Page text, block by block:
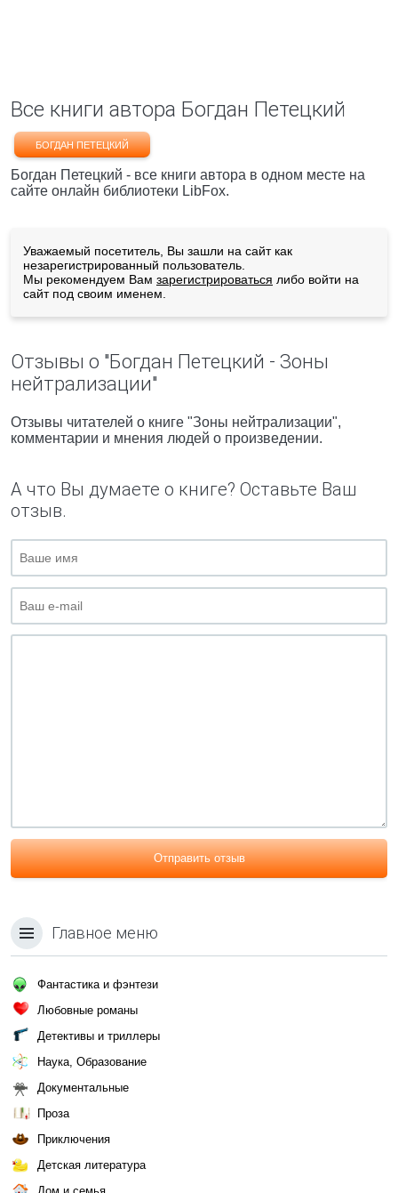
Все книги автора Богдан Петецкий
БОГДАН ПЕТЕЦКИЙ
Богдан Петецкий - все книги автора в одном месте на
сайте онлайн библиотеки LibFox.
Уважаемый посетитель, Вы зашли на сайт как
незарегистрированный пользователь.
Мы рекомендуем Вам зарегистрироваться либо войти на
сайт под своим именем.
Отзывы о "Богдан Петецкий - Зоны
нейтрализации"
Отзывы читателей о книге "Зоны нейтрализации",
комментарии и мнения людей о произведении.
А что Вы думаете о книге? Оставьте Ваш
отзыв.
Отправить отзыв
Главное меню
Фантастика и фэнтези
Любовные романы
Детективы и триллеры
Наука, Образование
Документальные
Проза
Приключения
Детская литература